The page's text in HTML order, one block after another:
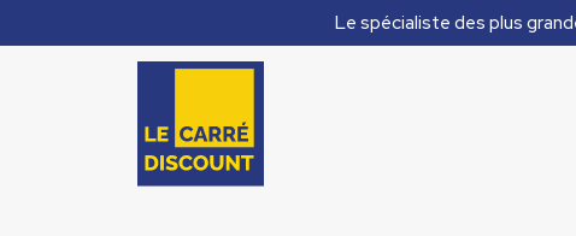
Le spécialiste des plus